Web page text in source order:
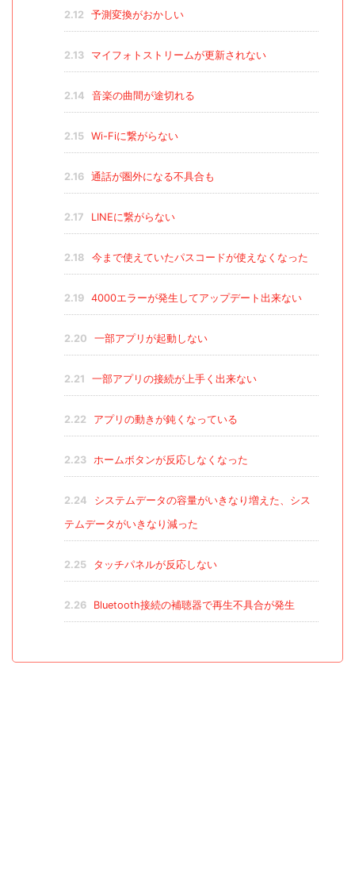
2.12 予測変換がおかしい
2.13 マイフォトストリームが更新されない
2.14 音楽の曲間が途切れる
2.15 Wi-Fiに繋がらない
2.16 通話が圏外になる不具合も
2.17 LINEに繋がらない
2.18 今まで使えていたパスコードが使えなくなった
2.19 4000エラーが発生してアップデート出来ない
2.20 一部アプリが起動しない
2.21 一部アプリの接続が上手く出来ない
2.22 アプリの動きが鈍くなっている
2.23 ホームボタンが反応しなくなった
2.24
システムデータの容量がいきなり増えた、シス
テムデータがいきなり減った
2.25 タッチパネルが反応しない
2.26 Bluetooth接続の補聴器で再生不具合が発生